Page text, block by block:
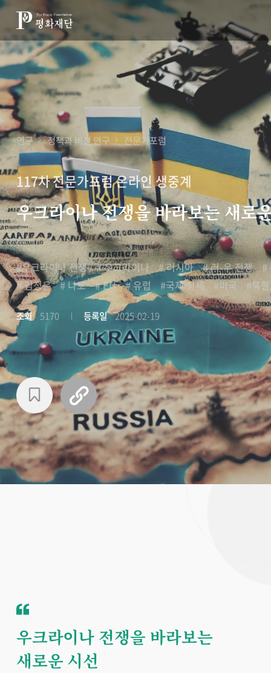
연구 정책과 비전 연구 전문가포럼
117차 전문가포럼 온라인 생중계
우크라이나 전쟁을 바라보는 새로
#우크라이나 전쟁 # 우크라이나 # 러시아 # 러-우 전쟁
#
# 김정은
# 나토 # EU # 유럽 #국제 정세 #미국 #북한
조회 5170 등록일 2025-02-19
우크라이나 전쟁을 바라보는
새로운 시선